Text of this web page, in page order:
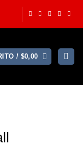
/ $0,00